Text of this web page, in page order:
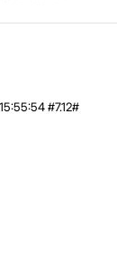
#7.12#